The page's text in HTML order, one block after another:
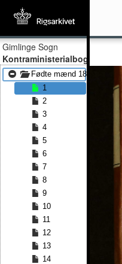
Gimlinge Sogn
Kontraministerialbog
Fødte mænd 1839 -
1
2
3
4
5
6
7
8
9
10
11
12
13
14